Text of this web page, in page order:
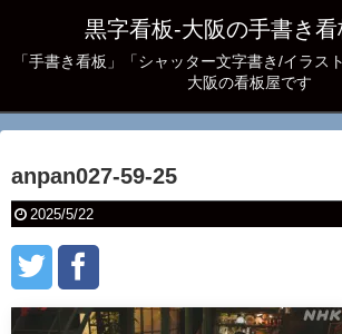
黒字看板‐大阪の手書き
「手書き看板」「シャッター文字書き/イラス
大阪の看板屋です
anpan027-59-25
2025/5/22